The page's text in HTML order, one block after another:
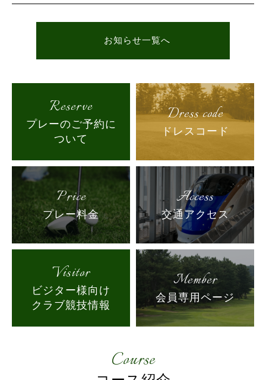
お知らせ一覧へ
Reserve
プレーのご予約に
ついて
Dress code
ドレスコード
Price
プレー料金
Access
交通アクセス
Visitor
ビジター様向け
クラブ競技情報
Member
会員専用ページ
Course